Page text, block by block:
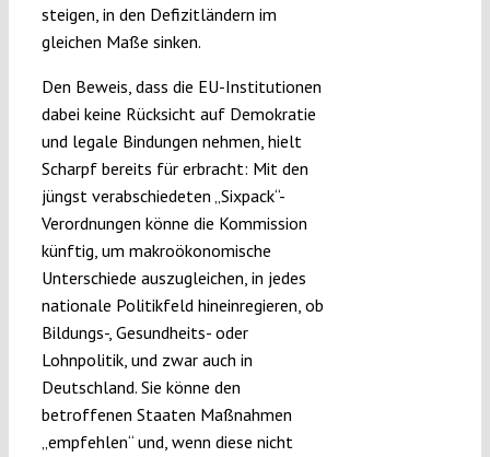
steigen, in den Defizitländern im
gleichen Maße sinken.
Den Beweis, dass die EU-Institutionen
dabei keine Rücksicht auf Demokratie
und legale Bindungen nehmen, hielt
Scharpf bereits für erbracht: Mit den
jüngst verabschiedeten „Sixpack“-
Verordnungen könne die Kommission
künftig, um makroökonomische
Unterschiede auszugleichen, in jedes
nationale Politikfeld hineinregieren, ob
Bildungs-, Gesundheits- oder
Lohnpolitik, und zwar auch in
Deutschland. Sie könne den
betroffenen Staaten Maßnahmen
„empfehlen“ und, wenn diese nicht